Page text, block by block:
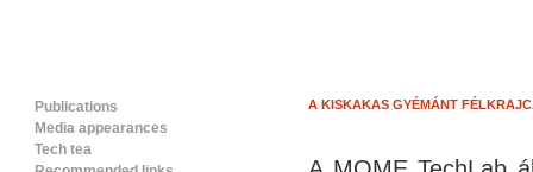
Publications
Media appearances
Tech tea
A KISKAKAS GYÉMÁNT